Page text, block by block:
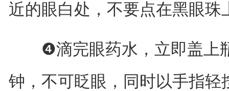
近的眼白处，不要点在黑眼珠
❹滴完眼药水，立即盖上
钟，不可眨眼，同时以手指轻